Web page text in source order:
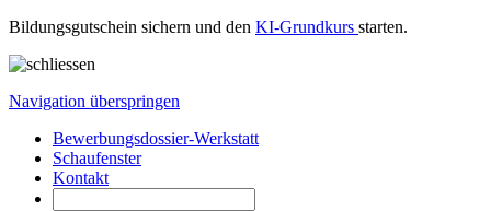
Bildungsgutschein sichern und den KI-Grundkurs starten.
Navigation überspringen
Bewerbungsdossier-Werkstatt
Schaufenster
Kontakt